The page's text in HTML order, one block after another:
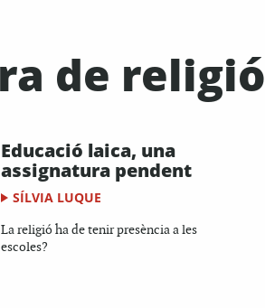
de religió
Educació laica, una
assignatura pendent
SÍLVIA LUQUE
La religió ha de tenir presència a les
escoles?